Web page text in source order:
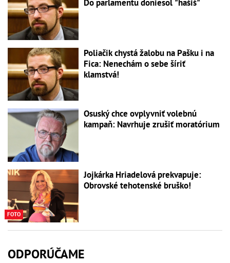
Do parlamentu doniesol "hašiš"
Poliačik chystá žalobu na Pašku i na
Fica: Nenechám o sebe šíriť
klamstvá!
Osuský chce ovplyvniť volebnú
kampaň: Navrhuje zrušiť moratórium
FOTO
Jojkárka Hriadelová prekvapuje:
Obrovské tehotenské bruško!
ODPORÚČAME